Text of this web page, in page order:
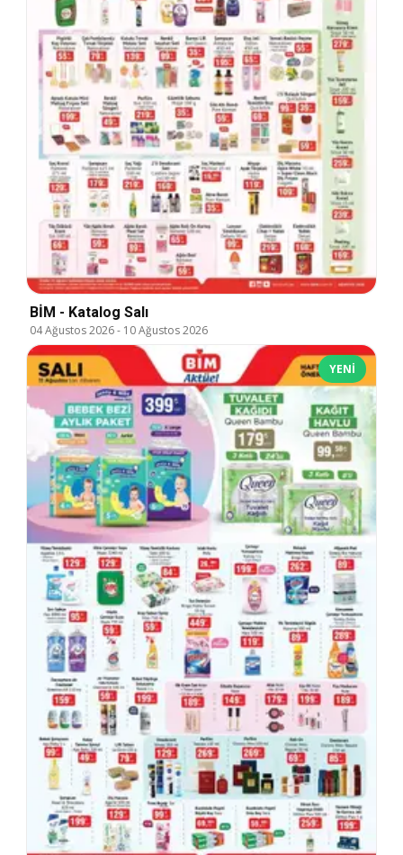
BİM - Katalog Salı
04 Ağustos 2026- 10 Ağustos 2026
YENI